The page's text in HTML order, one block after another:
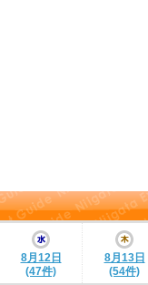
8月12日
(47件)
8月13日
(54件)